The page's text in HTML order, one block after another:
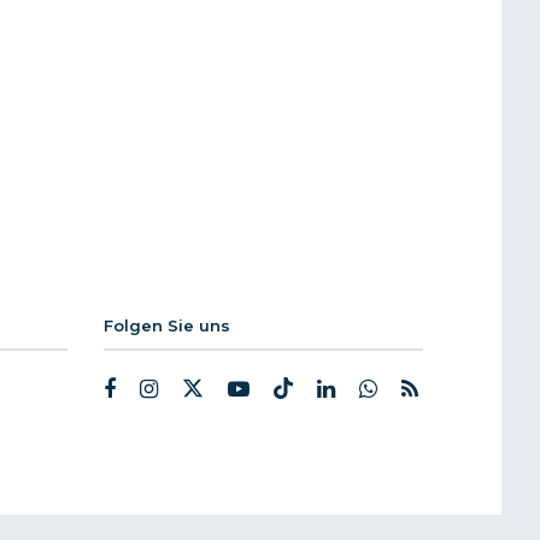
Folgen Sie uns